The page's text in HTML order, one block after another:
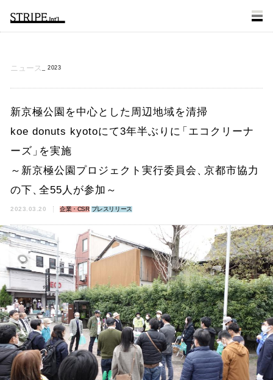
ニュース 2023
新京極公園を中心とした周辺地域を清掃
koe donuts kyotoにて3年半ぶりに「 エコクリーナ
ーズ 」を実施
～新京極公園プロジェクト実行委員会 、京都市協力
の下、全55人が参加～
2023.03.20 企業・CSR プレスリリース